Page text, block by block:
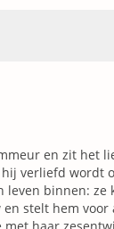
en zit het
verliefd wordt
leven binnen: ze
stelt hem